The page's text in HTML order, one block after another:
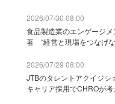
2026/07/30 08:00
食品製造業のエンゲージ
著 “経営と現場をつなげ
2026/07/29 08:00
JTBのタレントアクイジ
キャリア採用でCHROが